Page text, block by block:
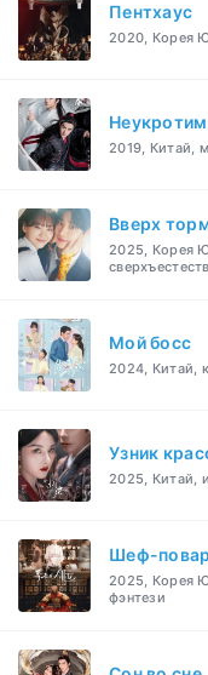
Пентхаус
2020, Корея
2019, Китай,
Вверх
2025, Корея
Мой босс
2024, Китай,
Узник
2025, Китай,
Шеф-
2025, Корея
фэнтези